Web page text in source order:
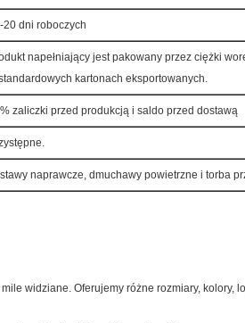
20 dni roboczych
napełniający jest pakowany przez ciężki
kartonach eksportowanych.
zaliczki przed produkcją i saldo przed dostawą
naprawcze, dmuchawy powietrzne i torba
widziane. Oferujemy różne rozmiary, kolory,